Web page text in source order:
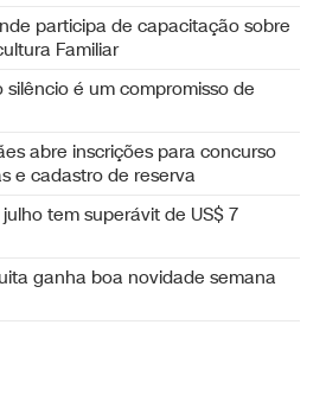
participa de capacitação sobre
Familiar
silêncio é um compromisso de
abre inscrições para concurso
e cadastro de reserva
tem superávit de US$ 7
ganha boa novidade semana